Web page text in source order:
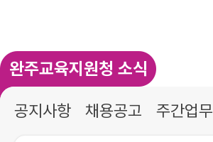
완주교육지원청 소식
공지사항 채용공고 주간업무